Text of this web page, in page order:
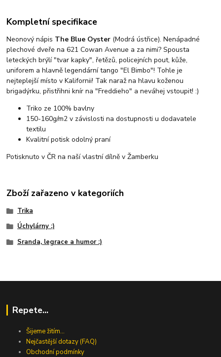
Kompletní specifikace
Neonový nápis The Blue Oyster (Modrá ústřice). Nenápadné
plechové dveře na 621 Cowan Avenue a za nimi? Spousta
leteckých brýlí "tvar kapky", řetězů, policejních pout, kůže,
uniforem a hlavně legendární tango "El Bimbo"! Tohle je
nejteplejší místo v Kalifornii! Tak naraž na hlavu koženou
brigadýrku, přistřihni knír na "Freddieho" a neváhej vstoupit! :)
Triko ze 100% bavlny
150-160g/m2 v závislosti na dostupnosti u dodavatele
textilu
Kvalitní potisk odolný praní
Potisknuto v ČR na naší vlastní dílně v Žamberku
Zboží zařazeno v kategoriích
Trika
Úchylárny :)
Sranda, legrace a humor :)
Repete...
Šijeme žitím...
Nejčastější dotazy (FAQ)
Obchodní podmínky